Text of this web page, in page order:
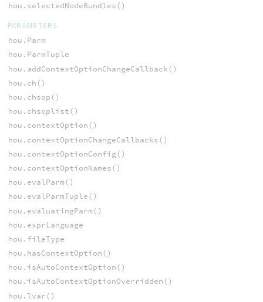
hou.selectedNodeBundles()
PARAMETERS
hou.Parm
hou.ParmTuple
hou.addContextOptionChangeCallback()
hou.ch()
hou.chsop()
hou.chsoplist()
hou.contextOption()
hou.contextOptionChangeCallbacks()
hou.contextOptionConfig()
hou.contextOptionNames()
hou.evalParm()
hou.evalParmTuple()
hou.evaluatingParm()
hou.exprLanguage
hou.fileType
hou.hasContextOption()
hou.isAutoContextOption()
hou.isAutoContextOptionOverridden()
hou.lvar()